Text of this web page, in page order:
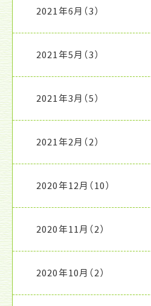
2021年6月 （3）
2021年5月 （3）
2021年3月 （5）
2021年2月 （2）
2020年12月 （10）
2020年11月 （2）
2020年10月 （2）